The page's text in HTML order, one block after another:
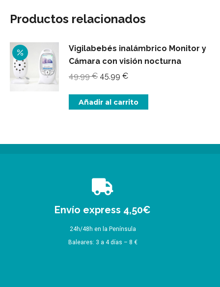
Productos relacionados
Vigilabebés inalámbrico Monitor y
Cámara con visión nocturna
49,99€ El
original
era:
45,99 €El
actual
es:
Añadir al carrito
Envío express 4,50€
24h/48h en la Península
Baleares: 3 a 4 días – 8 €